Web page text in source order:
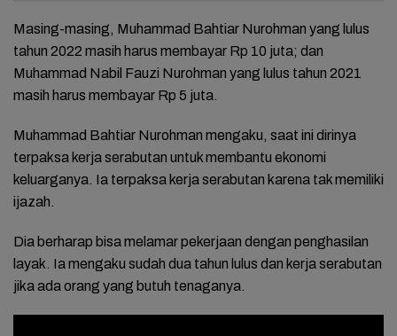
Masing-masing, Muhammad Bahtiar Nurohman yang lulus
tahun 2022 masih harus membayar Rp 10 juta; dan
Muhammad Nabil Fauzi Nurohman yang lulus tahun 2021
masih harus membayar Rp 5 juta.
Muhammad Bahtiar Nurohman mengaku, saat ini dirinya
terpaksa kerja serabutan untuk membantu ekonomi
keluarganya. Ia terpaksa kerja serabutan karena tak memiliki
ijazah.
Dia berharap bisa melamar pekerjaan dengan penghasilan
layak. Ia mengaku sudah dua tahun lulus dan kerja serabutan
jika ada orang yang butuh tenaganya.